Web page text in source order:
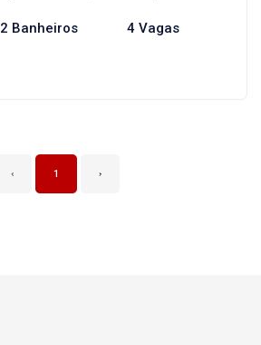
2 Banheiros 4 Vagas
‹ 1 ›